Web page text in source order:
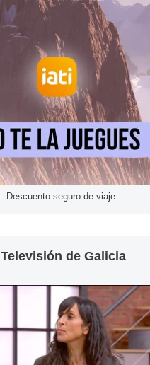
Descuento seguro de viaje
Televisión de Galicia